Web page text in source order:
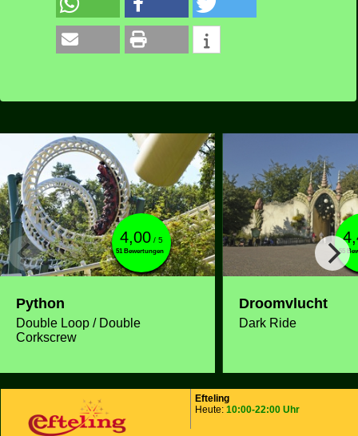
4,00 / 5
51 Bewertungen
Python
Double Loop / Double
Corkscrew
55
Droomvlucht
Dark Ride
Efteling
Heute: 10:00-22:00 Uhr